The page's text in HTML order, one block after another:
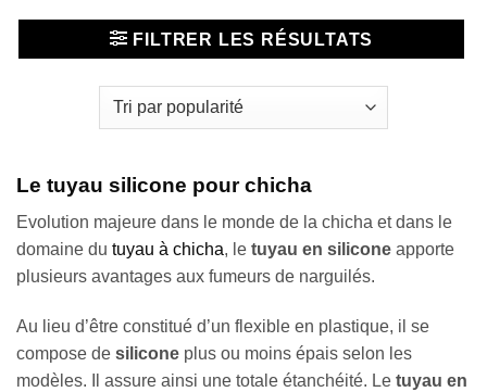
FILTRER LES RÉSULTATS
Le tuyau silicone pour chicha
Evolution majeure dans le monde de la chicha et dans le
domaine du tuyau à chicha, le tuyau en silicone apporte
plusieurs avantages aux fumeurs de narguilés.
Au lieu d’être constitué d’un flexible en plastique, il se
compose de silicone plus ou moins épais selon les
modèles. Il assure ainsi une totale étanchéité. Le tuyau en